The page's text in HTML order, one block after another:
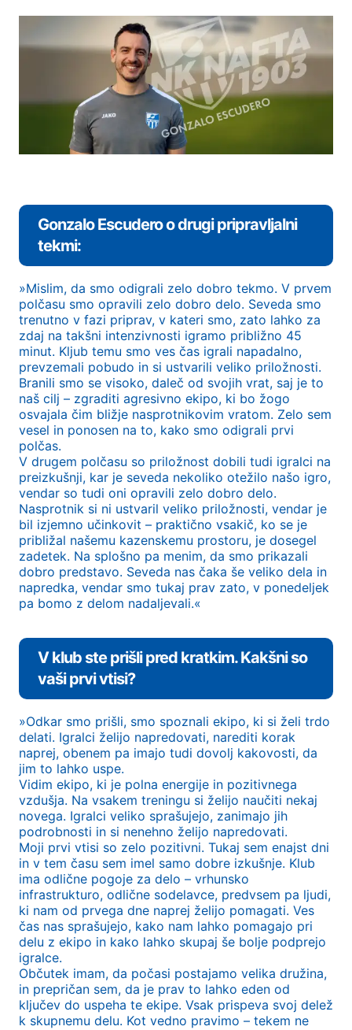
Gonzalo Escudero o drugi pripravljalni
tekmi:
»Mislim, da smo odigrali zelo dobro tekmo. V prvem
polčasu smo opravili zelo dobro delo. Seveda smo
trenutno v fazi priprav, v kateri smo, zato lahko za
zdaj na takšni intenzivnosti igramo približno 45
minut. Kljub temu smo ves čas igrali napadalno,
prevzemali pobudo in si ustvarili veliko priložnosti.
Branili smo se visoko, daleč od svojih vrat, saj je to
naš cilj – zgraditi agresivno ekipo, ki bo žogo
osvajala čim bližje nasprotnikovim vratom. Zelo sem
vesel in ponosen na to, kako smo odigrali prvi
polčas.
V drugem polčasu so priložnost dobili tudi igralci na
preizkušnji, kar je seveda nekoliko otežilo našo igro,
vendar so tudi oni opravili zelo dobro delo.
Nasprotnik si ni ustvaril veliko priložnosti, vendar je
bil izjemno učinkovit – praktično vsakič, ko se je
približal našemu kazenskemu prostoru, je dosegel
zadetek. Na splošno pa menim, da smo prikazali
dobro predstavo. Seveda nas čaka še veliko dela in
napredka, vendar smo tukaj prav zato, v ponedeljek
pa bomo z delom nadaljevali.«
V klub ste prišli pred kratkim. Kakšni so
vaši prvi vtisi?
»Odkar smo prišli, smo spoznali ekipo, ki si želi trdo
delati. Igralci želijo napredovati, narediti korak
naprej, obenem pa imajo tudi dovolj kakovosti, da
jim to lahko uspe.
Vidim ekipo, ki je polna energije in pozitivnega
vzdušja. Na vsakem treningu si želijo naučiti nekaj
novega. Igralci veliko sprašujejo, zanimajo jih
podrobnosti in si nenehno želijo napredovati.
Moji prvi vtisi so zelo pozitivni. Tukaj sem enajst dni
in v tem času sem imel samo dobre izkušnje. Klub
ima odlične pogoje za delo – vrhunsko
infrastrukturo, odlične sodelavce, predvsem pa ljudi,
ki nam od prvega dne naprej želijo pomagati. Ves
čas nas sprašujejo, kako nam lahko pomagajo pri
delu z ekipo in kako lahko skupaj še bolje podprejo
igralce.
Občutek imam, da počasi postajamo velika družina,
in prepričan sem, da je prav to lahko eden od
ključev do uspeha te ekipe. Vsak prispeva svoj delež
k skupnemu delu. Kot vedno pravimo – tekem ne